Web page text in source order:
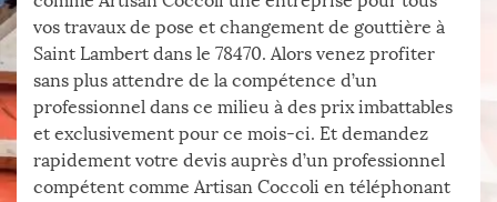
vos travaux de pose et changement de gouttière à
Saint Lambert dans le 78470. Alors venez profiter
sans plus attendre de la compétence d’un
professionnel dans ce milieu à des prix imbattables
et exclusivement pour ce mois-ci. Et demandez
rapidement votre devis auprès d’un professionnel
compétent comme Artisan Coccoli en téléphonant